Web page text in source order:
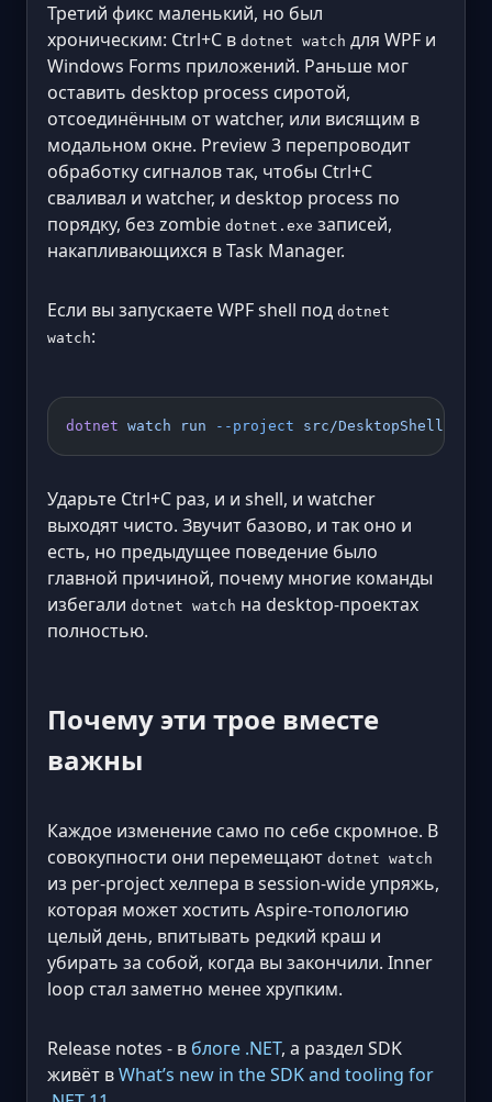
Третий фикс маленький, но был
хроническим: Ctrl+C в dotnet watch для WPF и
Windows Forms приложений. Раньше мог
оставить desktop process сиротой,
отсоединённым от watcher, или висящим в
модальном окне. Preview 3 перепроводит
обработку сигналов так, чтобы Ctrl+C
сваливал и watcher, и desktop process по
порядку, без zombie dotnet.exe записей,
накапливающихся в Task Manager.
Если вы запускаете WPF shell под dotnet
watch:
dotnet watch run --project src/DesktopShell
Ударьте Ctrl+C раз, и и shell, и watcher
выходят чисто. Звучит базово, и так оно и
есть, но предыдущее поведение было
главной причиной, почему многие команды
избегали dotnet watch на desktop-проектах
полностью.
Почему эти трое вместе
важны
Каждое изменение само по себе скромное. В
совокупности они перемещают dotnet watch
из per-project хелпера в session-wide упряжь,
которая может хостить Aspire-топологию
целый день, впитывать редкий краш и
убирать за собой, когда вы закончили. Inner
loop стал заметно менее хрупким.
Release notes - в блоге .NET, а раздел SDK
живёт вWhat’s new in the SDK and tooling for